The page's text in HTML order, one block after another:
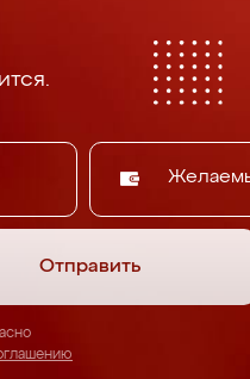
Отправить